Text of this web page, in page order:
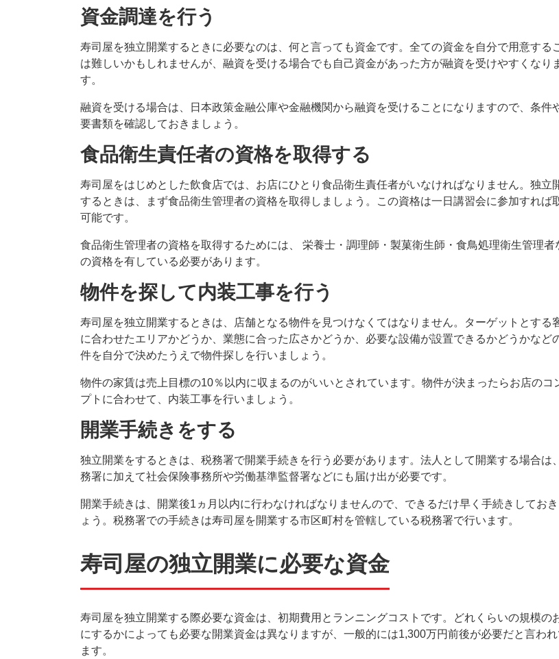
資金調達を行う
寿司屋を独立開業するときに必要なのは、何と言っても資金です。全ての資金を自分で用意する
は難しいかもしれませんが、融資を受ける場合でも自己資金があった方が融資を受けやすくなり
す。
融資を受ける場合は、日本政策金融公庫や金融機関から融資を受けることになりますので、条件
要書類を確認しておきましょう。
食品衛生責任者の資格を取得する
寿司屋をはじめとした飲食店では、お店にひとり食品衛生責任者がいなければなりません。独立
するときは、まず食品衛生管理者の資格を取得しましょう。この資格は一日講習会に参加すれば
可能です。
食品衛生管理者の資格を取得するためには、 栄養士・調理師・製菓衛生師・食鳥処理衛生管理者
の資格を有している必要があります。
物件を探して内装工事を行う
寿司屋を独立開業するときは、店舗となる物件を見つけなくてはなりません。ターゲットとする
に合わせたエリアかどうか、業態に合った広さかどうか、必要な設備が設置できるかどうかなど
件を自分で決めたうえで物件探しを行いましょう。
物件の家賃は売上目標の10％以内に収まるのがいいとされています。物件が決まったらお店のコ
プトに合わせて、内装工事を行いましょう。
開業手続きをする
独立開業をするときは、税務署で開業手続きを行う必要があります。法人として開業する場合は
務署に加えて社会保険事務所や労働基準監督署などにも届け出が必要です。
開業手続きは、開業後1ヵ月以内に行わなければなりませんので、できるだけ早く手続きしてお
ょう。税務署での手続きは寿司屋を開業する市区町村を管轄している税務署で行います。
寿司屋の独立開業に必要な資金
寿司屋を独立開業する際必要な資金は、初期費用とランニングコストです。どれくらいの規模の
にするかによっても必要な開業資金は異なりますが、一般的には1,300万円前後が必要だと言わ
ます。